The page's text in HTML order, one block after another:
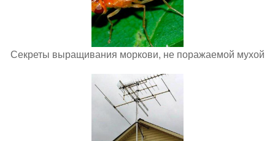
Секреты выращивания моркови, не поражаемой мухой